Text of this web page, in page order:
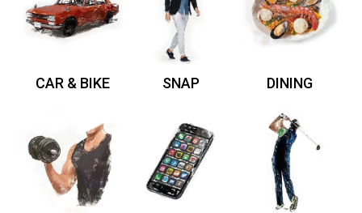
CAR & BIKE SNAP DINING